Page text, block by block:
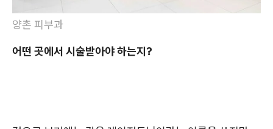
양촌 피부과
어떤 곳에서 시술받아야 하는지?